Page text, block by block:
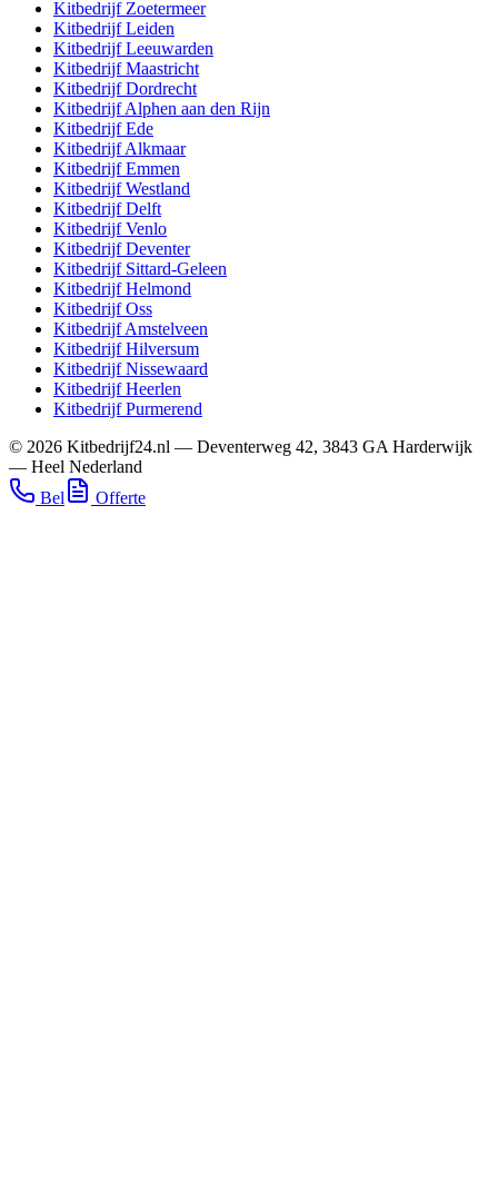
Kitbedrijf Zoetermeer
KitbedrijfLeiden
KitbedrijfLeeuwarden
KitbedrijfMaastricht
KitbedrijfDordrecht
KitbedrijfAlphen aan den Rijn
KitbedrijfEde
KitbedrijfAlkmaar
KitbedrijfEmmen
KitbedrijfWestland
KitbedrijfDelft
KitbedrijfVenlo
KitbedrijfDeventer
Kitbedrijf Sittard-Geleen
KitbedrijfHelmond
KitbedrijfOss
KitbedrijfAmstelveen
KitbedrijfHilversum
KitbedrijfNissewaard
KitbedrijfHeerlen
KitbedrijfPurmerend
© 2026 Kitbedrijf24.nl — Deventerweg 42, 3843 GA Harderwijk
— Heel Nederland
Bel
Offerte